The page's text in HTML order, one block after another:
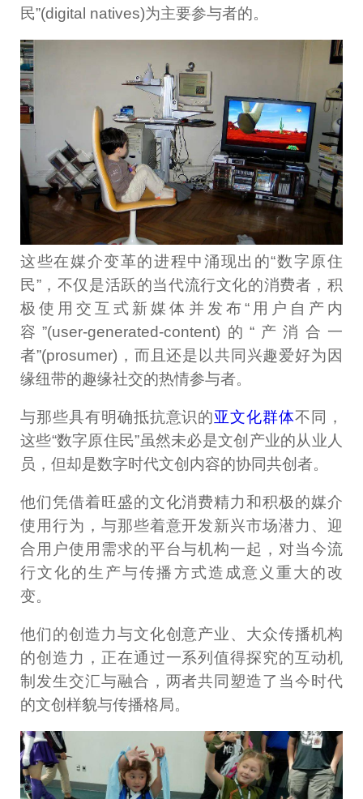
民”(digital natives)为主要参与者的。
这些在媒介变革的进程中涌现出的“数字原住
民”，不仅是活跃的当代流行文化的消费者，积
极使用交互式新媒体并发布“用户自产内
容”(user-generated-content)的“产消合一
者”(prosumer)，而且还是以共同兴趣爱好为因
缘纽带的趣缘社交的热情参与者。
与那些具有明确抵抗意识的亚文化群体不同，
这些“数字原住民”虽然未必是文创产业的从业人
员，但却是数字时代文创内容的协同共创者。
他们凭借着旺盛的文化消费精力和积极的媒介
使用行为，与那些着意开发新兴市场潜力、迎
合用户使用需求的平台与机构一起，对当今流
行文化的生产与传播方式造成意义重大的改
变。
他们的创造力与文化创意产业、大众传播机构
的创造力，正在通过一系列值得探究的互动机
制发生交汇与融合，两者共同塑造了当今时代
的文创样貌与传播格局。